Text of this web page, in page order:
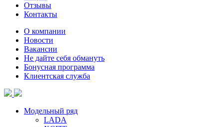
Отзывы
Контакты
О компании
Новости
Вакансии
Не дайте себя обмануть
Бонусная программа
Клиентская служба
Модельный ряд
LADA